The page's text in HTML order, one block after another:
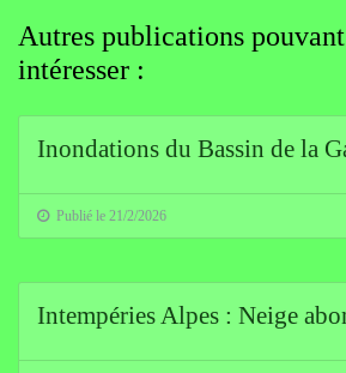
Autres publications
intéresser :
Inondations du Bassin de la
Publié le 21/2/2026
Intempéries Alpes : Neige